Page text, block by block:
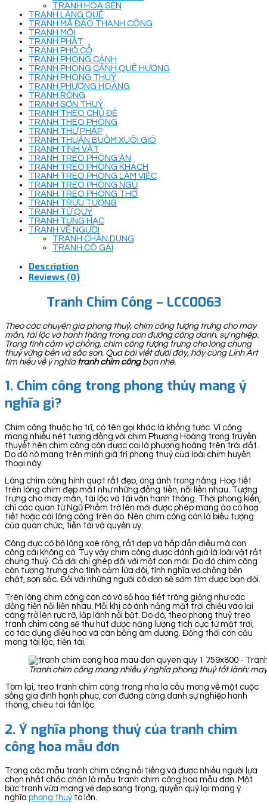
TRANH HOA SEN
TRANH LÀNG QUÊ
TRANH MÃ ĐÁO THÀNH CÔNG
TRANH MỚI
TRANH PHẬT
TRANH PHỐ CỔ
TRANH PHONG CẢNH
TRANH PHONG CẢNH QUÊ HƯƠNG
TRANH PHONG THUỶ
TRANH PHƯỢNG HOÀNG
TRANH RỒNG
TRANH SƠN THUỶ
TRANH THEO CHỦ ĐỀ
TRANH THEO PHÒNG
TRANH THƯ PHÁP
TRANH THUẬN BUỒM XUÔI GIÓ
TRANH TĨNH VẬT
TRANH TREO PHÒNG ĂN
TRANH TREO PHÒNG KHÁCH
TRANH TREO PHÒNG LÀM VIỆC
TRANH TREO PHÒNG NGỦ
TRANH TREO PHÒNG THỜ
TRANH TRỪU TƯỢNG
TRANH TỨ QUÝ
TRANH TÙNG HẠC
TRANH VẼ NGƯỜI
TRANH CHÂN DUNG
TRANH CÔ GÁI
Description
Reviews (0)
Tranh Chim Công – LCC0063
Theo các chuyên gia phong thuỷ, chim công tượng trưng cho may
mắn, tài lộc và hanh thông trong con đường công danh, sự nghiệp.
Trong tình cảm vợ chồng, chim công tượng trưng cho lòng chung
thuỷ vững bền và sắc son. Qua bài viết dưới đây, hãy cùng Linh Art
tìm hiểu về ý nghĩa tranh chim côngbạn nhé.
1. Chim công trong phong thủy mang ý
nghĩa gì?
Chim công thuộc họ trĩ, có tên gọi khác là khổng tước. Vì công
mang nhiều nét tương đồng với chim Phượng Hoàng trong truyền
thuyết nên chim công còn được coi là phượng hoàng trên trái đất.
Do đó nó mang trên mình giá trị phong thuỷ của loài chim huyền
thoại này.
Lông chim công hình quạt rất đẹp, óng ánh trong nắng. Hoạ tiết
trên lông chim đẹp mắt như những đồng tiền, nối liền nhau. Tượng
trưng cho may mắn, tài lộc và tài vận hanh thông. Thời phong kiến,
chỉ các quan từ Ngũ Phẩm trở lên mới được phép mang áo có hoạ
tiết hoặc cài lông công trên áo. Nên chim công còn là biểu tượng
của quan chức, tiền tài và quyền uy.
Công đực có bộ lông xoè rộng, rất đẹp và hấp dẫn điều mà con
công cái không có. Tuy vậy chim công được đánh giá là loài vật rất
chung thuỷ. Cả đời chỉ ghép đôi với một con mái. Do đó chim công
còn tượng trưng cho tình cảm lứa đôi, tình nghĩa vợ chồng bền
chặt, son sắc. Đối với những người cô đơn sẽ sớm tìm được bạn đời.
Trên lông chim công còn có vô số hoạ tiết trông giống như các
đồng tiền nối liền nhau. Mỗi khi có ánh nắng mặt trời chiếu vào lại
càng trở lên rực rỡ, lấp lánh nổi bật. Do đó, theo phong thuỷ treo
tranh chim công sẽ thu hút được năng lượng tích cực từ mặt trời,
có tác dụng điều hoà và cân bằng âm dương. Đồng thời còn cầu
mong tài lộc, tiền tài.
Tranh chim công mang nhiều ý nghĩa phong thuỷ tốt lành:
Tóm lại, treo tranh chim công trong nhà là cầu mong về một cuộc
sống gia đình hạnh phúc, con đường công danh sự nghiệp hanh
thông, chiêu tài tấn lộc.
2. Ý nghĩa phong thuỷ của tranh chim
công hoa mẫu đơn
Trong các mẫu tranh chim công nổi tiếng và được nhiều người lựa
chọn nhất chắc chắn là mẫu tranh chim công hoa mẫu đơn. Một
bức tranh vừa mang vẻ đẹp sang trọng, quyền quý lại mang ý
nghĩa phong thuỷ to lớn.